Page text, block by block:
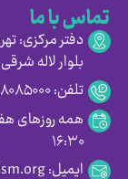
تماس با ما
دفتر مرکزی:
بلوار لاله
تلفن: ۴۸۰۸۵۰۰۰-۰۲۱
۱۶:۳۰
ایمیل: info@irautism.org